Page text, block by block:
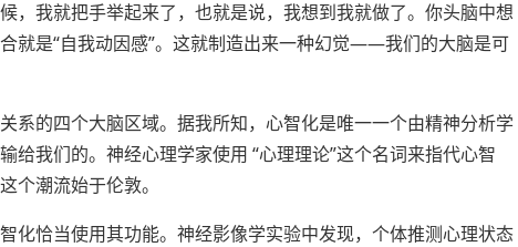
，我就把手举起来了，也就是说，我想到我就做了。你头脑中想
就是“自我动因感”。这就制造出来一种幻觉——我们的大脑是可
系的四个大脑区域。据我所知，心智化是唯一一个由精神分析学
给我们的。神经心理学家使用 “心理理论”这个名词来指代心智
个潮流始于伦敦。
化恰当使用其功能。神经影像学实验中发现，个体推测心理状态